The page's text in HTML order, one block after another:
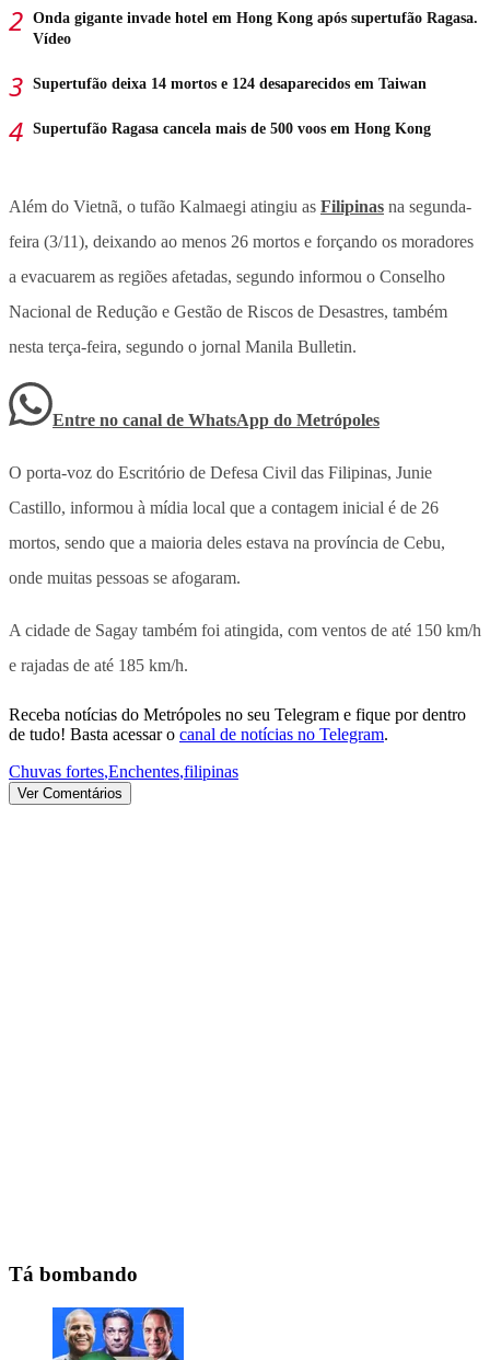
Onda gigante invade hotel em Hong Kong após supertufão Ragasa.
Vídeo
Supertufão deixa 14 mortos e 124 desaparecidos em Taiwan
Supertufão Ragasa cancela mais de 500 voos em Hong Kong
Além do Vietnã, o tufão Kalmaegi atingiu as Filipinas na segunda-
feira (3/11), deixando ao menos 26 mortos e forçando os moradores
a evacuarem as regiões afetadas, segundo informou o Conselho
Nacional de Redução e Gestão de Riscos de Desastres, também
nesta terça-feira, segundo o jornal Manila Bulletin.
Entre no canal de WhatsApp do Metrópoles
O porta-voz do Escritório de Defesa Civil das Filipinas, Junie
Castillo, informou à mídia local que a contagem inicial é de 26
mortos, sendo que a maioria deles estava na província de Cebu,
onde muitas pessoas se afogaram.
A cidade de Sagay também foi atingida, com ventos de até 150 km/h
e rajadas de até 185 km/h.
Receba notícias do Metrópoles no seu Telegram e fique por dentro
de tudo! Basta acessar o canal de notícias no Telegram.
Chuvas fortes,Enchentes,filipinas
Ver Comentários
Tá bombando